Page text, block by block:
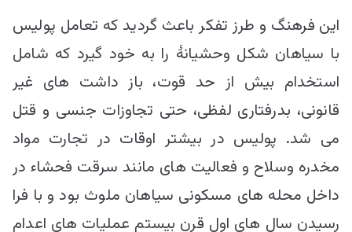
این فرهنگ و طرز تفکر باعث گردید که تعامل پولیس
با سیاهان شکل وحشیانۀ را به خود گیرد که شامل
استخدام بیش از حد قوت، باز داشت های غیر
قانونی، بدرفتاری لفظی، حتی تجاوزات جنسی و قتل
می شد. پولیس در بیشتر اوقات در تجارت مواد
مخدره وسلاح و فعالیت های مانند سرقت فحشاء در
داخل محله های مسکونی سیاهان ملوث بود و با فرا
رسیدن سال های اول قرن بیستم عملیات های اعدام